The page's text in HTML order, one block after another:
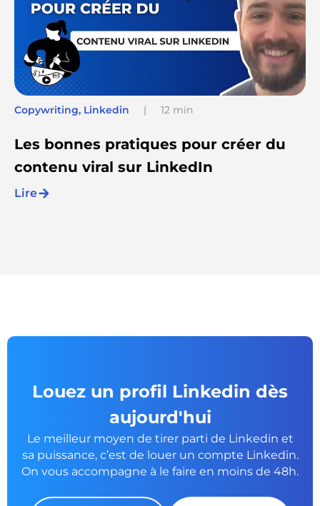
Copywriting, Linkedin | 12 min
Les bonnes pratiques pour créer du
contenu viral sur LinkedIn
Lire
Louez un profil Linkedin dès
aujourd'hui
Le meilleur moyen de tirer parti de Linkedin et
sa puissance, c’est de louer un compte Linkedin.
On vous accompagne à le faire en moins de 48h.